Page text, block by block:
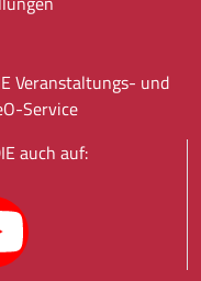
Veranstaltungs- und
Service
auch auf: